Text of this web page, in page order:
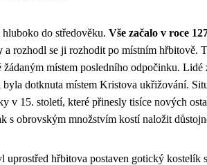
hluboko do středověku. Vše začalo v roce
a rozhodl se ji rozhodit po místním hřbitově.
žádaným místem posledního odpočinku.
byla dotknuta místem Kristova ukřižování.
v 15. století, které přinesly tisíce nových
s obrovským množstvím kostí naložit
uprostřed hřbitova postaven gotický kostelík